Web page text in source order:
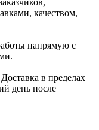
качеством,
напрямую с
в пределах
день после